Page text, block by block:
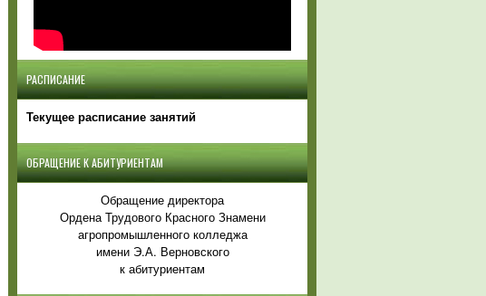
РАСПИСАНИЕ
Текущее расписание занятий
ОБРАЩЕНИЕ К АБИТУРИЕНТАМ
Обращение директора
Ордена Трудового Красного Знамени
агропромышленного колледжа
имени Э.А. Верновского
к абитуриентам